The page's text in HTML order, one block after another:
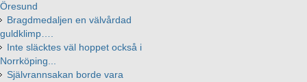
Öresund
Bragdmedaljen en välvårdad
guldklimp….
Inte släcktes väl hoppet också i
Norrköping...
Självrannsakan borde vara